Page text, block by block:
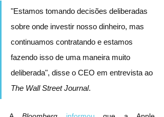
"Estamos tomando decisões deliberadas
sobre onde investir nosso dinheiro, mas
continuamos contratando e estamos
fazendo isso de uma maneira muito
deliberada", disse o CEO em entrevista ao
The Wall Street Journal.